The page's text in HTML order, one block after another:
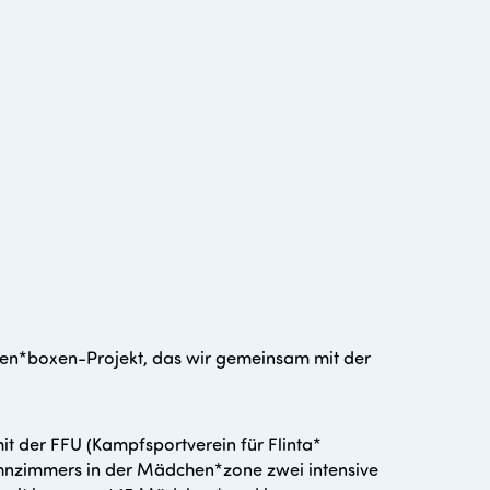
Projekt, das wir gemeinsam mit der
der FFU (Kampfsportverein für Flinta*
in der Mädchen*zone zwei intensive